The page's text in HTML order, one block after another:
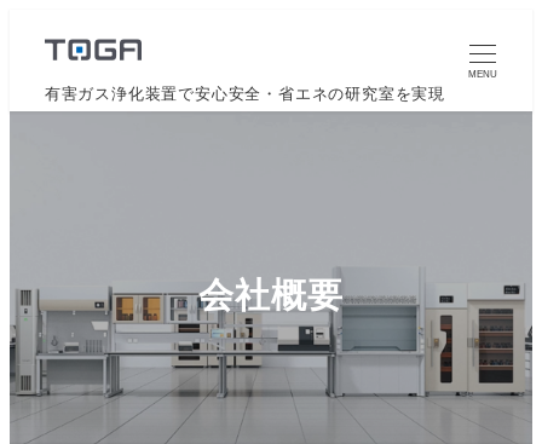
有害ガス浄化装置で安心安全・省エネの研究室を実現
MENU
会社概要